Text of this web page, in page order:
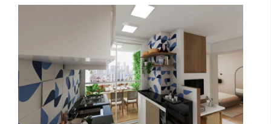
All Campo Belo | ACABAMENTOS |
Unidade 61